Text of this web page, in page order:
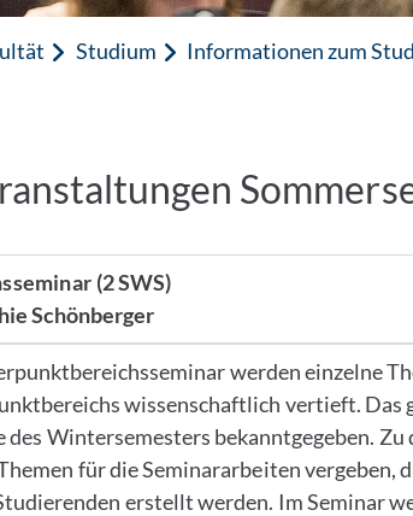
Studium Informationen zum
(2 SWS)
Schönberger
werden einzelne
wissenschaftlich vertieft. Das
des Wintersemesters bekanntgegeben.
für die Seminararbeiten vergeben,
erstellt werden. Im Seminar